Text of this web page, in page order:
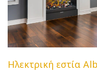
Ηλεκτρική εστία